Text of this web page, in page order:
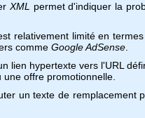
XML
permet d'indiquer la
relativement limité en
comme Google AdSense
lien hypertexte vers l'URL
offre promotionnelle.
un texte de remplacement